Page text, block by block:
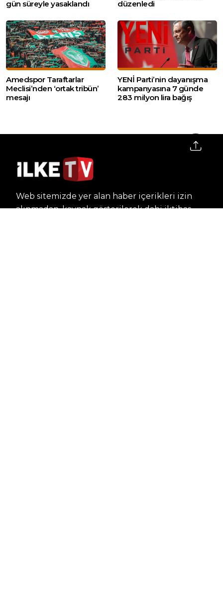
gün süreyle yasaklandı
düzenledi
Amedspor Taraftarlar
Meclisi’nden ‘ortak tribün’
mesajı
YENİ Parti’nin dayanışma
kampanyasına 7 günde
283 milyon lira bağış
Web sitemizde yer alan haber içerikleri izin
alınmadan, kaynak gösterilerek dahi iktibas